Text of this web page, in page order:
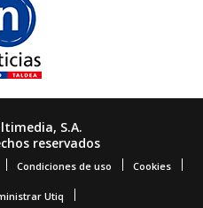
S.A.
reservados
Condiciones de uso Cookies
Utiq